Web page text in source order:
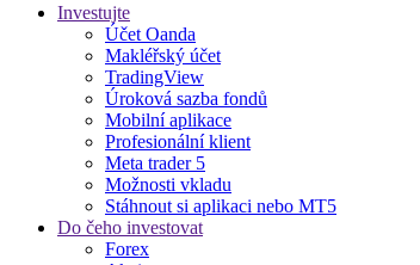
Investujte
Účet Oanda
Makléřský účet
TradingView
Úroková sazba fondů
Mobilní aplikace
Profesionální klient
Meta trader 5
Možnosti vkladu
Stáhnout si aplikaci nebo MT5
Do čeho investovat
Forex